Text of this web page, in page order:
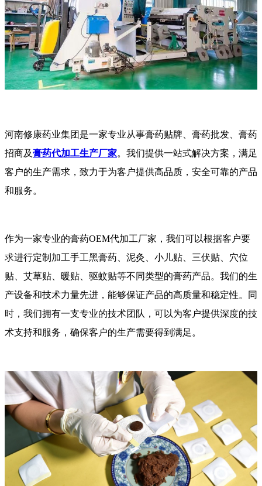
河南修康药业集团是一家专业从事膏药贴牌、膏药批发、膏药
招商及膏药代加工生产厂家。我们提供一站式解决方案，满足
客户的生产需求，致力于为客户提供高品质，安全可靠的产品
和服务。
作为一家专业的膏药OEM代加工厂家，我们可以根据客户要
求进行定制加工手工黑膏药、泥灸、小儿贴、三伏贴、穴位
贴、艾草贴、暖贴、驱蚊贴等不同类型的膏药产品。我们的生
产设备和技术力量先进，能够保证产品的高质量和稳定性。同
时，我们拥有一支专业的技术团队，可以为客户提供深度的技
术支持和服务，确保客户的生产需要得到满足。